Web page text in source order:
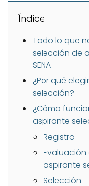
Índice
Todo lo que
selección de
SENA
¿Por qué
selección?
¿Cómo
aspirante
Registro
Evaluación
aspirante
Selección